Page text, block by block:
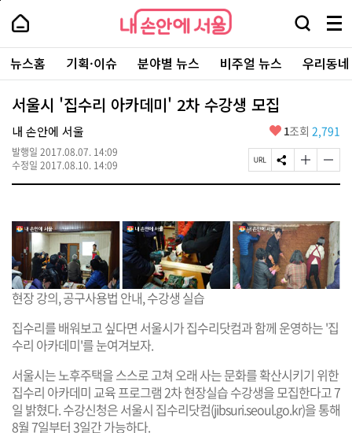
본
로
가
내
손
안
에
서
울
-
서
울
시
대
표
소
털
내
손
에
울
검
창
열
기
메
뉴
전
체
보
주
요
서
뉴스홈 기획·이슈 분야별 뉴스 비주얼 뉴스 우리동
서울시 '집수리 아카데미' 2차 수강생 모집
내 손안에 서울
발행일 2017.08.07. 14:09
수정일 2017.08.10. 14:09
좋
요
1조회 2,791
페
이
R
L
복
사
S
N
유
하
기
글
자
크
게
변
경
하
기
글
자
작
게
변
경
하
기
현장 강의, 공구사용법 안내, 수강생 실습
집수리를 배워보고 싶다면 서울시가 집수리닷컴과 함께 운영하는 '집
수리 아카데미'를 눈여겨보자.
서울시는 노후주택을 스스로 고쳐 오래 사는 문화를 확산시키기 위한
집수리 아카데미 교육 프로그램 2차 현장실습 수강생을 모집한다고 7
일 밝혔다. 수강신청은 서울시 집수리닷컴(jibsuri.seoul.go.kr)을 통해
8월 7일부터 3일간 가능하다.
페
상
단
로